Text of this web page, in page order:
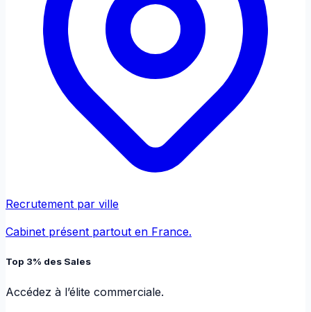
Recrutement par ville
Cabinet présent partout en France.
Top 3% des Sales
Accédez à l’élite commerciale.